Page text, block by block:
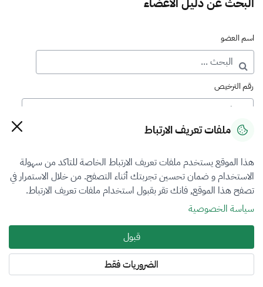
اسم العضو
رقم الترخيص
رقم العضوية
فرع التقييم
المنشآت الاقتصادية
نوع العضوية
الكل
المنطقة
ملفات تعريف الارتباط
هذا الموقع يستخدم ملفات تعريف الارتباط الخاصة للتاكد من سهولة
الاستخدام و ضمان تحسين تجربتك أثناء التصفح. من خلال الاستمرار في
تصفح هذا الموقع, فانك تقر بقبول استخدام ملفات تعريف الارتباط.
سياسة الخصوصية
قبول
الضروريات فقط